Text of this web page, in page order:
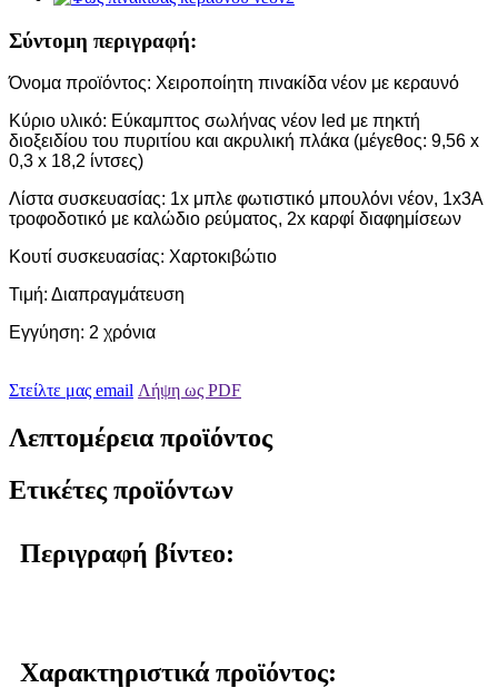
Σύντομη περιγραφή:
Όνομα προϊόντος: Χειροποίητη πινακίδα νέον με κεραυνό
Κύριο υλικό: Εύκαμπτος σωλήνας νέον led με πηκτή
διοξειδίου του πυριτίου και ακρυλική πλάκα (μέγεθος: 9,56 x
0,3 x 18,2 ίντσες)
Λίστα συσκευασίας: 1x μπλε φωτιστικό μπουλόνι νέον, 1x3A
τροφοδοτικό με καλώδιο ρεύματος, 2x καρφί διαφημίσεων
Κουτί συσκευασίας: Χαρτοκιβώτιο
Τιμή: Διαπραγμάτευση
Εγγύηση: 2 χρόνια
Στείλτε μας email Λήψη ως PDF
Λεπτομέρεια προϊόντος
Ετικέτες προϊόντων
Περιγραφή βίντεο:
Χαρακτηριστικά προϊόντος: